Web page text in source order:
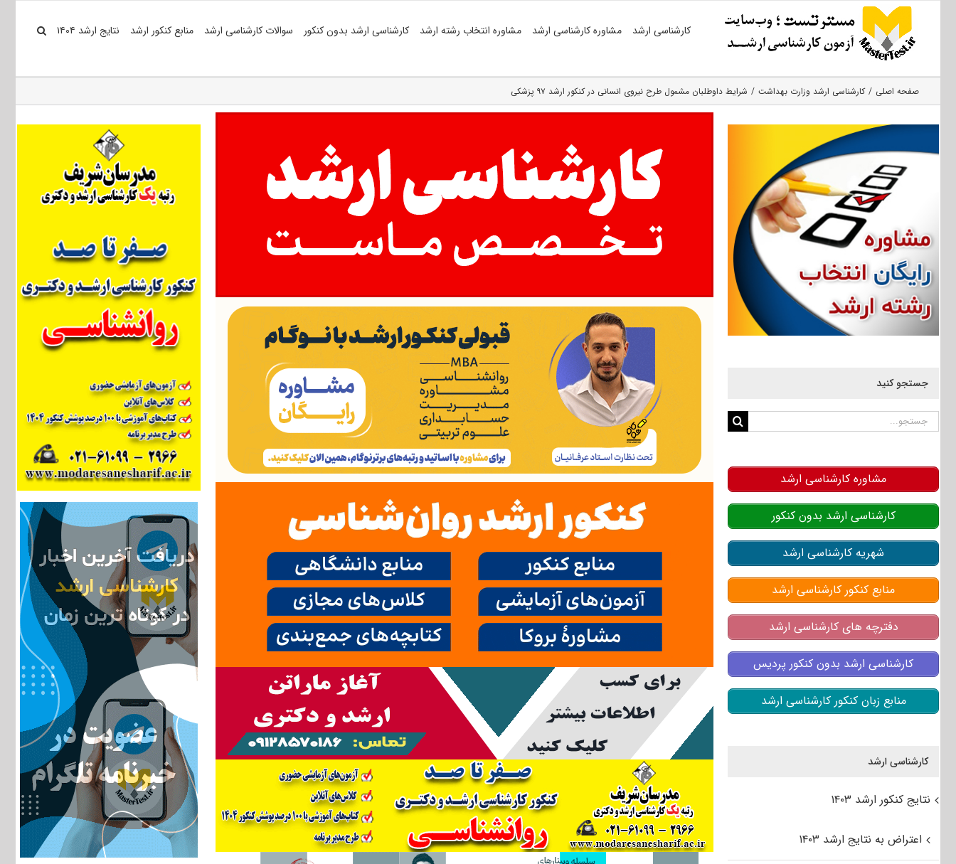
کارشناسی ارشد مشاوره کارشناسی ارشد مشاوره انتخاب رشته ارشد کارشناسی ارشد بدون کنکور سوالات کارشناسی ارشد منابع کنکور ارشد نتایج ارشد ۱۴۰۴
صفحه اصلی کارشناسی ارشد وزارت بهداشت شرایط داوطلبان مشمول طرح نیروی انسانی در کنکور ارشد ۹۷ پزشکی
جستجو کنید
جستجو
مشاوره کارشناسی ارشد
کارشناسی ارشد بدون کنکور
شهریه کارشناسی ارشد
منابع کنکور کارشناسی ارشد
دفترچه های کارشناسی ارشد
کارشناسی ارشد بدون کنکور پردیس
منابع زبان کنکور کارشناسی ارشد
کارشناسی ارشد
نتایج کنکور ارشد ۱۴۰۳
اعتراض به نتایج ارشد ۱۴۰۳